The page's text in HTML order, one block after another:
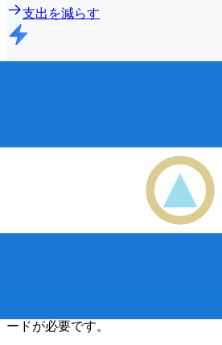
支出を減らす
もっと早く送れ
SWIFTコードとは何か、なぜ ニカラグアで
ードが必要です。